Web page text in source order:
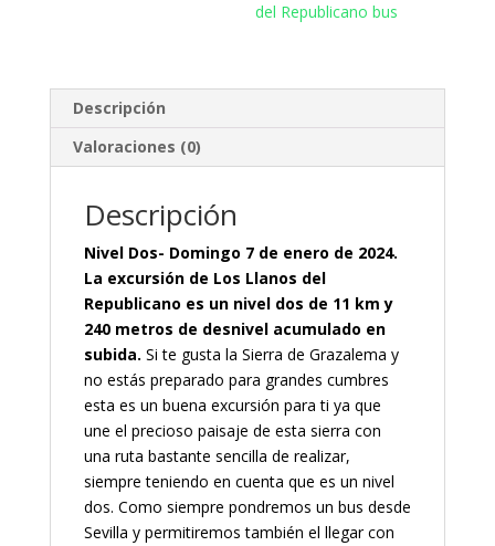
del Republicano bus
Descripción
Valoraciones (0)
Descripción
Nivel Dos- Domingo 7 de enero de 2024.
La excursión de Los Llanos del
Republicano es un nivel dos de 11 km y
240 metros de desnivel acumulado en
subida. Si te gusta la Sierra de Grazalema y
no estás preparado para grandes cumbres
esta es un buena excursión para ti ya que
une el precioso paisaje de esta sierra con
una ruta bastante sencilla de realizar,
siempre teniendo en cuenta que es un nivel
dos. Como siempre pondremos un bus desde
Sevilla y permitiremos también el llegar con